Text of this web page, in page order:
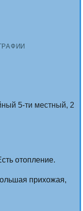
5-ти местный, 2
отопление.
прихожая,